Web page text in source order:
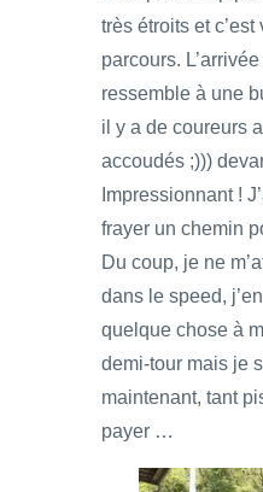
très étroits et
parcours.
ressemble à une
il y a de coureurs
accoudés ;)))
Impressionnant !
frayer un chemin
Du coup, je ne
dans le speed,
quelque chose à
demi-tour mais je
maintenant, tant
payer …